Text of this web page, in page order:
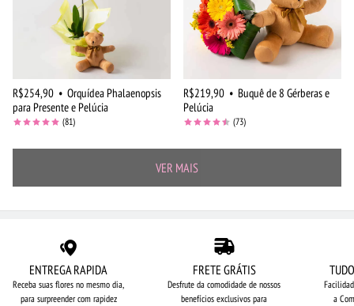
R$254,90 • Orquídea Phalaenopsis
para Presente e Pelúcia
(81)
R$219,90 • Buquê de 8 Gérberas e
Pelúcia
(73)
VER MAIS
ENTREGA RAPIDA
Receba suas flores no mesmo dia,
para surpreender com rapidez
FRETE GRÁTIS
Desfrute da comodidade de nossos
benefícios exclusivos para
a